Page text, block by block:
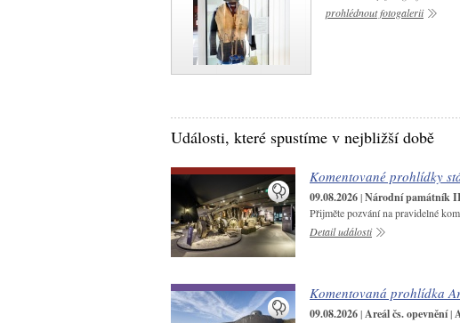
prohlédnout fotogalerii
Události, které spustíme v nejbližší době
Komentované prohlídky
09.08.2026|Národní památník
Přijměte pozvání na pravidelné
Detail události
Komentovaná prohlídka
09.08.2026|Areál čs. opevnění|